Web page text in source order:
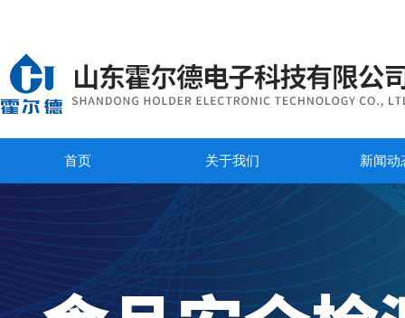
首页 关于我们 新闻动